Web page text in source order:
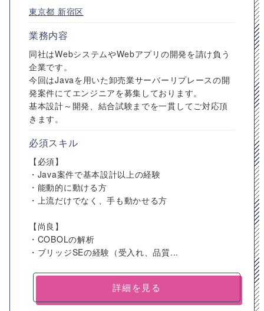
東京都 新宿区
業務内容
同社はWebシステムやWebアプリの開発を請け負う
企業です。
今回はJavaを用いた卸売業サーバーリプレースの開
発案件にてエンジニアを募集しております。
基本設計～開発、結合試験までを一貫してご対応頂
きます。
必須スキル
【必須】
・Java案件で基本設計以上の経験
・能動的に動ける方
・上流だけでなく、手も動かせる方
【尚良】
・COBOLの解析
・ブリッジSEの経験（受入れ、品質...
詳細を見る